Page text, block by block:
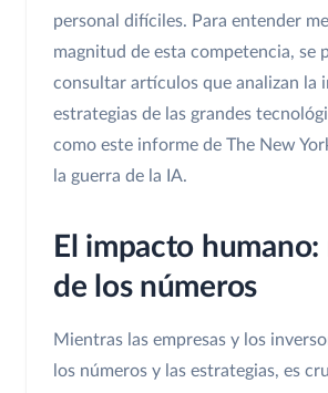
personal difíciles. Para entender
magnitud de esta competencia, se
consultar artículos que analizan la
estrategias de las grandes
como este informe de The New
la guerra de la IA.
El impacto humano:
de los números
Mientras las empresas y los
los números y las estrategias, es